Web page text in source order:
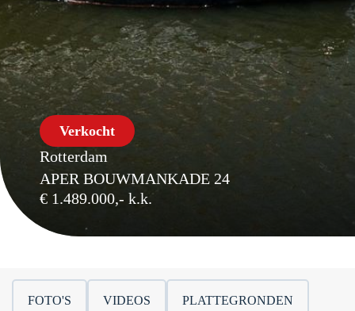
Verkocht
Rotterdam
APER BOUWMANKADE 24
€ 1.489.000,- k.k.
FOTO'S VIDEOS PLATTEGRONDEN